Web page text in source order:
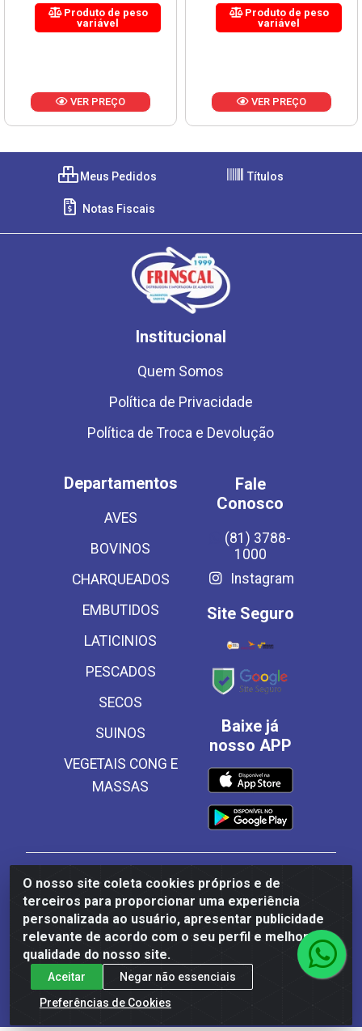
Produto de peso
variável
VER PREÇO
Produto de peso
variável
VER PREÇO
O nosso site coleta cookies próprios e de
terceiros para proporcionar uma experiência
personalizada ao usuário, apresentar publicidade
relevante de acordo com o seu perfil e melhorar a
qualidade do nosso site.
Aceitar
Negar não essenciais
Preferências de Cookies
Meus Pedidos Títulos
Notas Fiscais
Institucional
Quem Somos
Política de Privacidade
Política de Troca e Devolução
Departamentos
AVES
BOVINOS
CHARQUEADOS
EMBUTIDOS
LATICINIOS
PESCADOS
SECOS
SUINOS
VEGETAIS CONG E
MASSAS
Fale
Conosco
(81) 3788-
1000
Instagram
Site Seguro
Baixe já
nosso APP
Frinscal - Distribuidora e Importadora de Alimentos
LTDA - Rodovia BR 101 Sul Km 187, 310 Galpão - Santa
Rosa, Palmares/PE - CEP 55540-000 - CNPJ
03.504.437/0001-50